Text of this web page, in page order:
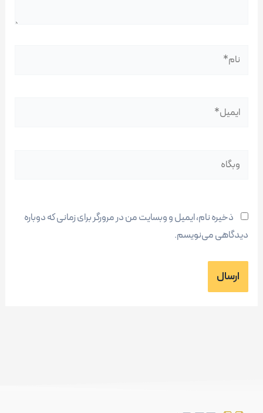
نام*
ایمیل*
وبگاه
ذخیره نام، ایمیل و وبسایت من در مرورگر برای زمانی که دوباره
دیدگاهی می‌نویسم.